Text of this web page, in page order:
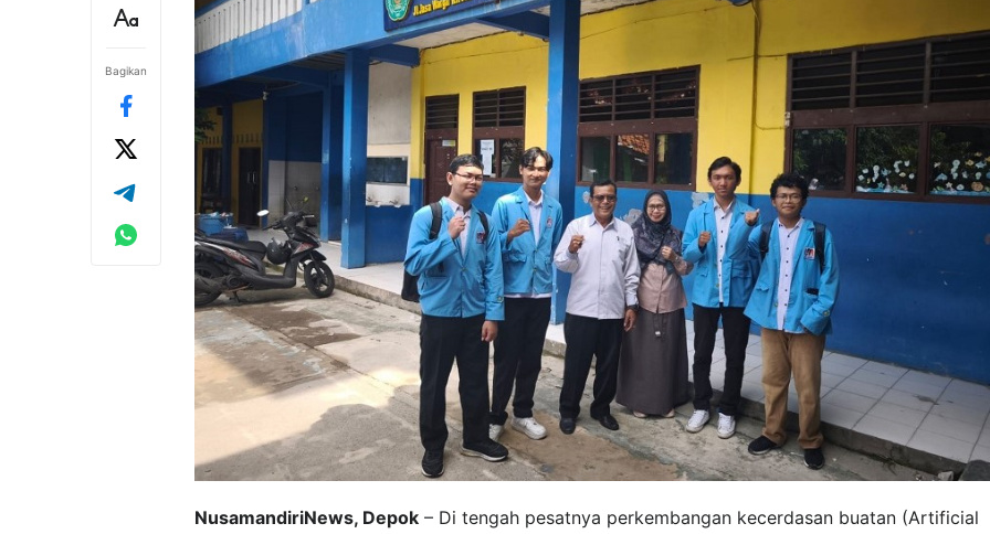
Bagikan
NusamandiriNews, Depok – Di tengah pesatnya perkembangan kecerdasan buatan (Artificial